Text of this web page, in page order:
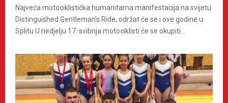
Najveća motociklistička humanitarna manifestacija na svijetu
Distinguished Gentleman’s Ride, održat će se i ove godine u
Splitu U nedjelju 17. svibnja motociklisti će se okupiti...